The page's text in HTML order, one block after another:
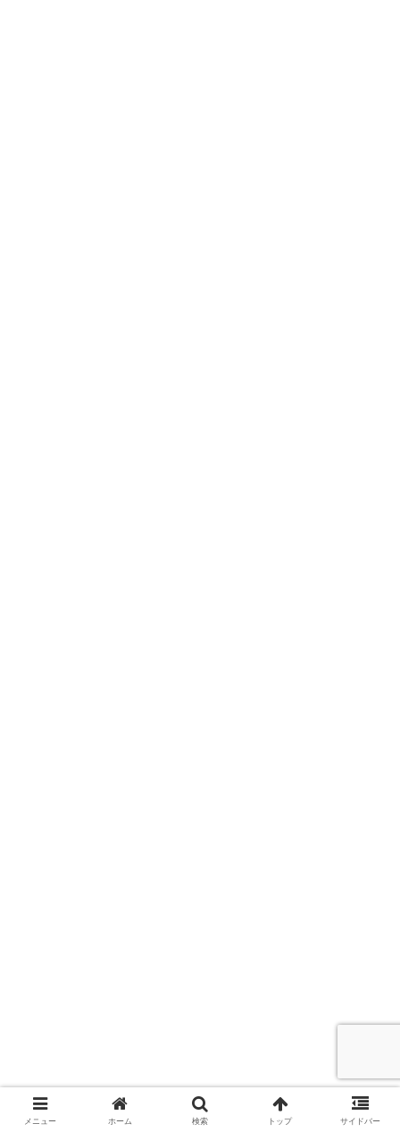
メニュー ホーム 検索 トップ サイドバー